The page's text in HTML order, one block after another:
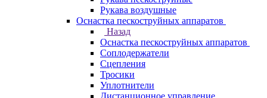
Рукава воздушные
Оснастка пескоструйных аппаратов
Назад
Оснастка пескоструйных аппаратов
Соплодержатели
Сцепления
Тросики
Уплотнители
Дистанционное управление